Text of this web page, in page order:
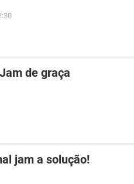
de graça
jam a solução!